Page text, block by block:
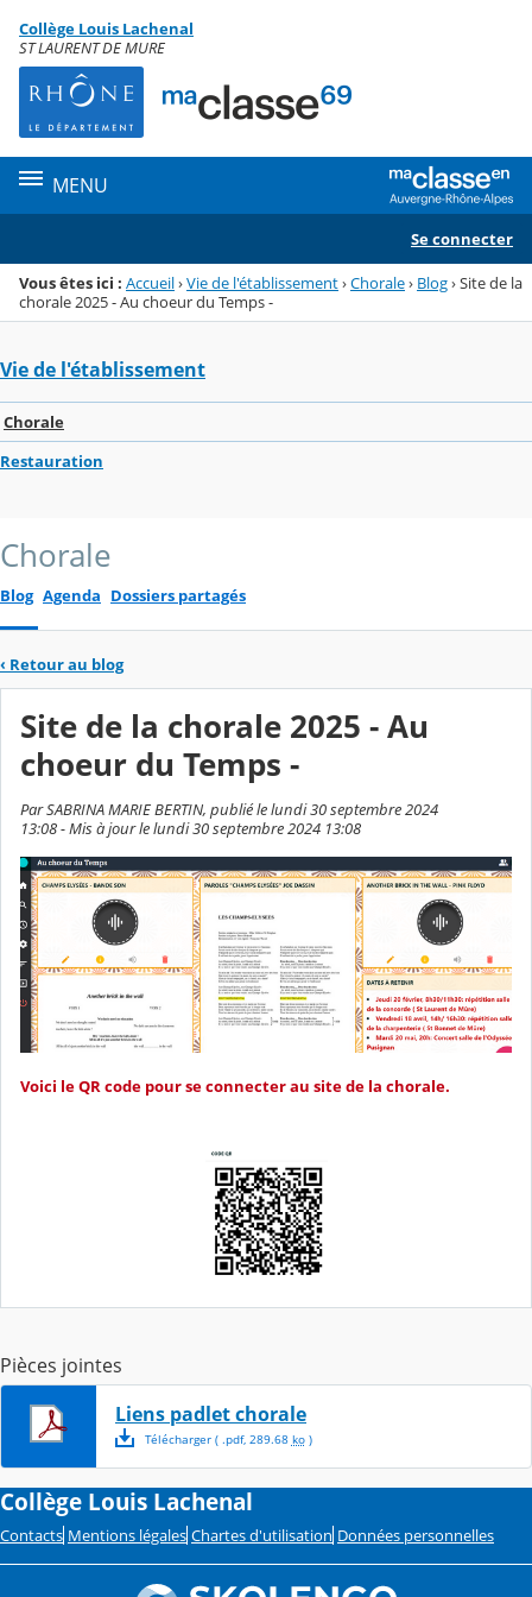
Menu de la rubrique
Contenu
Collège Louis Lachenal
ST LAURENT DE MURE
MENU
Se connecter
Vous êtes ici : Accueil›Vie de l'établissement›Chorale› Blog›Site de la
chorale 2025 - Au choeur du Temps -
Vie de l'établissement
Chorale
Restauration
Chorale
Blog Agenda Dossiers partagés
‹ Retour au blog
Site de la chorale 2025 - Au
choeur du Temps -
Par SABRINA MARIE BERTIN, publié le lundi 30 septembre 2024
13:08 - Mis à jour le lundi 30 septembre 2024 13:08
Voici le QR code pour se connecter au site de la chorale.
Pièces jointes
Liens padlet chorale
Télécharger( .pdf, 289.68 ko)
Collège Louis Lachenal
Contacts Mentions légales Chartes d'utilisation Données personnelles